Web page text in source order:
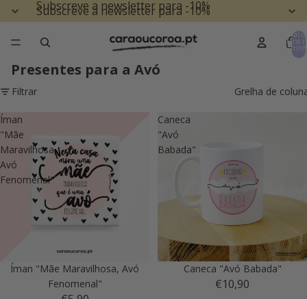
Subscreve a newsletter para -10%
Subscreve a newsletter para -10%
Total
itens
Presentes para a Avó
Filtrar Grelha de
Íman
"Mãe
Maravilhosa,
Avó
Fenomenal"
Íman "Mãe Maravilhosa, Avó
Fenomenal"
Caneca
"Avó
Babada"
Caneca "Avó Babada"
€10,90